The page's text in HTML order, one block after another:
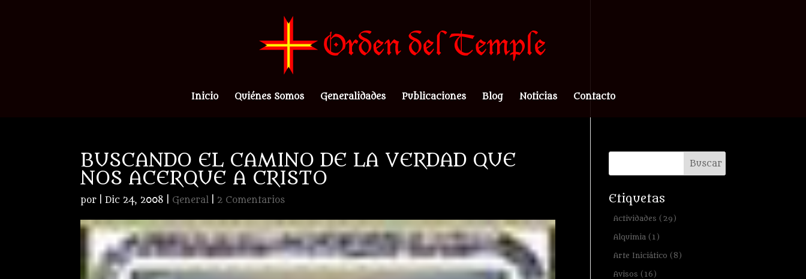
Inicio Quiénes Somos Generalidades Publicaciones Blog Noticias Contacto
BUSCANDO EL CAMINO DE LA VERDAD QUE
NOS ACERQUE A CRISTO
por |Dic 24, 2008 General 2 Comentarios Etiquetas
Actividades (29)
Alquimia (1)
Arte Iniciático (8)
Avisos (16)